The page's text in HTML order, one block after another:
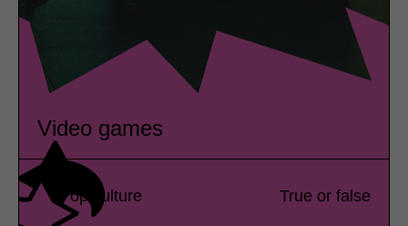
Video games
Pop culture True or false